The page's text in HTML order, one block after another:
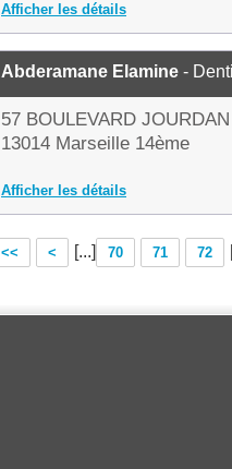
Afficher les détails
Abderamane Elamine -
57 BOULEVARD JOURDAN
13014 Marseille 14ème
Afficher les détails
<< < [...] 70 71 72